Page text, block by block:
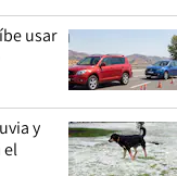
usar
y
el